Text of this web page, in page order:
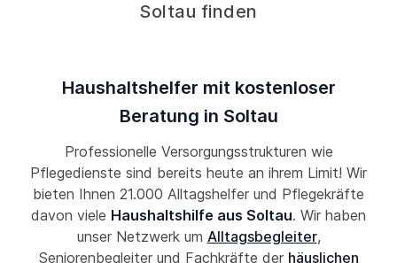
Soltau finden
Haushaltshelfer mit kostenloser
Beratung in Soltau
Professionelle Versorgungsstrukturen wie
Pflegedienste sind bereits heute an ihrem Limit! Wir
bieten Ihnen 21.000 Alltagshelfer und Pflegekräfte
davon viele Haushaltshilfe aus Soltau. Wir haben
unser Netzwerk um Alltagsbegleiter,
Seniorenbegleiter und Fachkräfte der häuslichen